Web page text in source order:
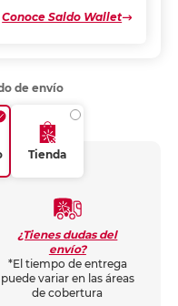
Conoce Saldo Wallet
de envío
Tienda
¿Tienes dudas del
envío?
*El tiempo de entrega
puede variar en las áreas
de cobertura